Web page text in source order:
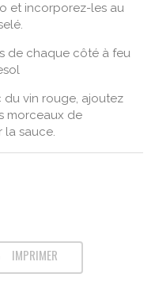
et incorporez-les au
de chaque côté à feu
vin rouge, ajoutez
morceaux de
la sauce.
IMPRIMER